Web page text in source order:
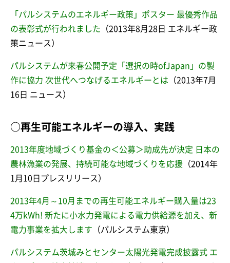
「パルシステムのエネルギー政策」ポスター 最優秀作品
の表彰式が行われました （2013年8月28日 エネルギー政
策ニュース）
パルシステムが来春公開予定「選択の時ofJapan」の製
作に協力 次世代へつなげるエネルギーとは （2013年7月
16日 ニュース）
○再生可能エネルギーの導入、実践
2013年度地域づくり基金の＜公募＞助成先が決定 日本の
農林漁業の発展、持続可能な地域づくりを応援 （2014年
1月10日プレスリリース）
2013年4月～10月までの再生可能エネルギー購入量は23
4万kWh! 新たに小水力発電による電力供給源を加え、新
電力事業を拡大します （パルシステム東京）
パルシステム茨城みとセンター太陽光発電完成披露式 エ